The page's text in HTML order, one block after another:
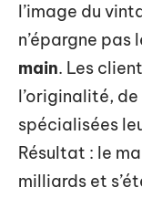
l’image du
n’épargne pas
main. Les
l’originalité,
spécialisées
Résultat : le
milliards et